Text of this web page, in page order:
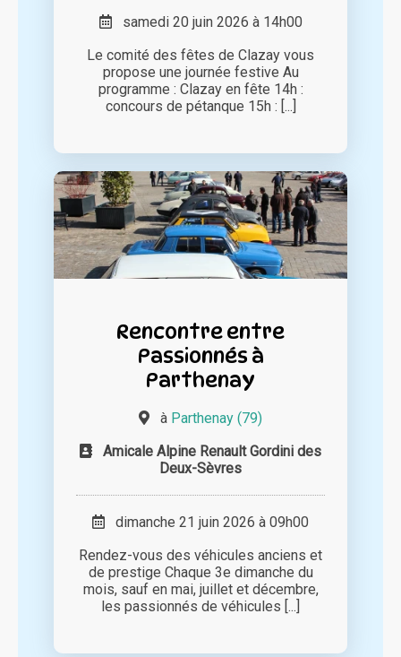
samedi 20 juin 2026 à 14h00
Le comité des fêtes de Clazay vous
propose une journée festive Au
programme : Clazay en fête 14h :
concours de pétanque 15h : [...]
Rencontre entre
Passionnés à
Parthenay
à Parthenay (79)
Amicale Alpine Renault Gordini des
Deux-Sèvres
dimanche 21 juin 2026 à 09h00
Rendez-vous des véhicules anciens et
de prestige Chaque 3e dimanche du
mois, sauf en mai, juillet et décembre,
les passionnés de véhicules [...]